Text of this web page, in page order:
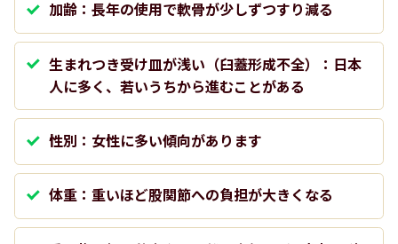
加齢：長年の使用で軟骨が少しずつすり減る
生まれつき受け皿が浅い（臼蓋形成不全）：日本
人に多く、若いうちから進むことがある
性別：女性に多い傾向があります
体重：重いほど股関節への負担が大きくなる